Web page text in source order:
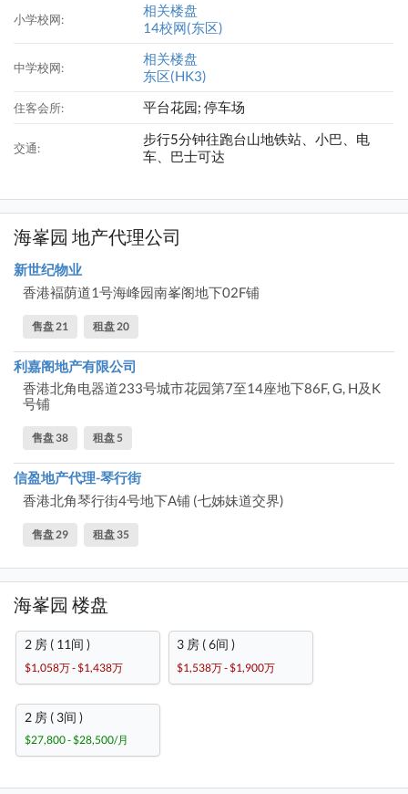
小学校网:
相关楼盘
14校网(东区)
中学校网:
相关楼盘
东区(HK3)
住客会所: 平台花园; 停车场
交通:
步行5分钟往跑台山地铁站、小巴、电
车、巴士可达
海峯园 地产代理公司
新世纪物业
香港褔荫道1号海峰园南峯阁地下02F铺
售盘 21 租盘 20
利嘉阁地产有限公司
香港北角电器道233号城市花园第7至14座地下86F, G, H及K
号铺
售盘 38 租盘 5
信盈地产代理-琴行街
香港北角琴行街4号地下A铺 (七姊妹道交界)
售盘 29 租盘 35
海峯园 楼盘
2 房 ( 11间 )
$1,058万 - $1,438万
3 房 ( 6间 )
$1,538万 - $1,900万
2 房 ( 3间 )
$27,800 - $28,500/月